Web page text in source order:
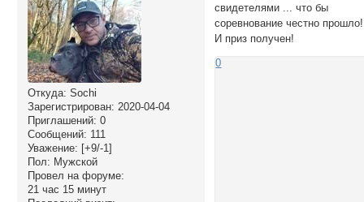
Откуда: Sochi
Зарегистрирован: 2020-04-04
Приглашений: 0
Сообщений: 111
Уважение: [+9/-1]
Пол: Мужской
Провел на форуме:
21 час 15 минут
свидетелями ... что бы
соревнование честно прошло!
И приз получен!
0